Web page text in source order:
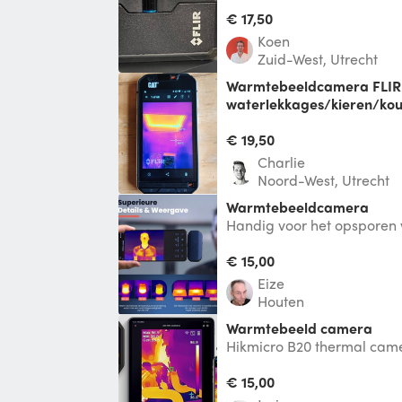
kieren en koude plakken
Ee
€ 17,50
Koen
Zuid-West, Utrecht
Warmtebeeldcamera FLIR (verbeter huisisolatie,
waterlekkages/kieren/
Te huur: FLIR
huisisolatie te verbeteren,
waterlekkages/kieren/
€ 19,50
Charlie
Noord-West, Utrecht
Warmtebeeldcamera
Handig voor het
lekkages. Het i
€ 15,00
Eize
Houten
Warmtebeeld camera
Hikmicro B20 thermal
Eigenschappen:
€ 15,00